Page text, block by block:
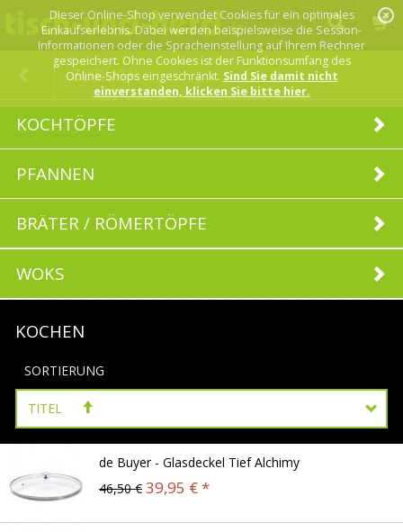
Dieser Online-Shop verwendet Cookies für ein optimales
Einkaufserlebnis. Dabei werden beispielsweise die Session-
Informationen oder die Spracheinstellung auf Ihrem Rechner
gespeichert. Ohne Cookies ist der Funktionsumfang des
Online-Shops eingeschränkt. Sind Sie damit nicht
einverstanden, klicken Sie bitte hier.
ZURÜCK
KOCHTÖPFE
PFANNEN
BRÄTER / RÖMERTÖPFE
WOKS
KOCHEN
SORTIERUNG
TITEL
de Buyer - Glasdeckel Tief Alchimy
46,50 € 39,95 € *